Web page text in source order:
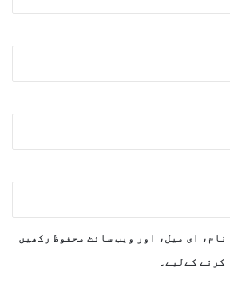
نام، ای میل، اور ویب سائٹ محفوظ رکھیں
کرنے کےلیے۔